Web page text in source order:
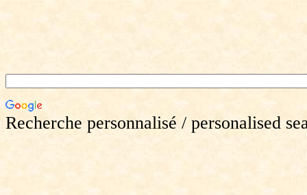
Recherche personnalisé / personalised